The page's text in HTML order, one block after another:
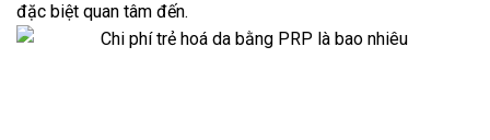
đặc biệt quan tâm đến.